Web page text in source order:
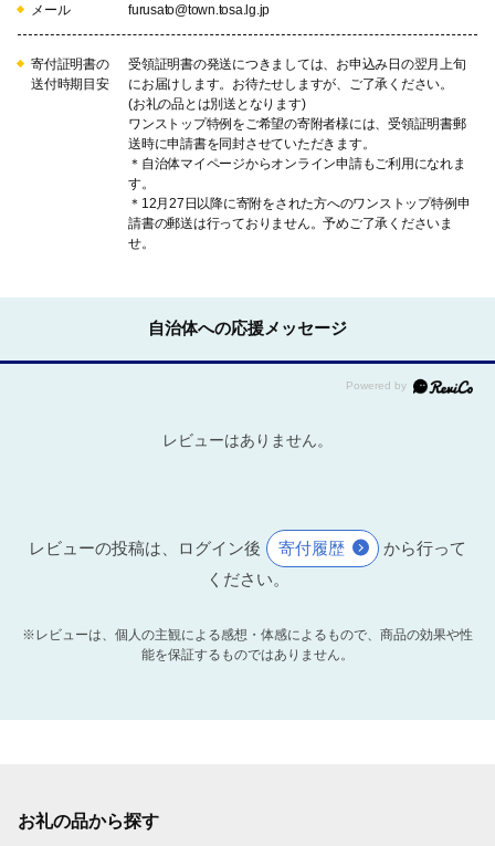
メール furusato@town.tosa.lg.jp
寄付証明書の
送付時期目安
受領証明書の発送につきましては、お申込み日の翌月上旬
にお届けします。お待たせしますが、ご了承ください。
(お礼の品とは別送となります)
ワンストップ特例をご希望の寄附者様には、受領証明書郵
送時に申請書を同封させていただきます。
＊自治体マイページからオンライン申請もご利用になれま
す。
＊12月27日以降に寄附をされた方へのワンストップ特例申
請書の郵送は行っておりません。予めご了承くださいま
せ。
自治体への応援メッセージ
レビューはありません。
レビューの投稿は、ログイン後 寄付履歴
から行って
ください。
※レビューは、個人の主観による感想・体感によるもので、商品の効果や性
能を保証するものではありません。
お礼の品から探す